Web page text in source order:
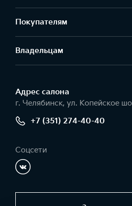
Покупателям
Владельцам
Адрес салонa
г. Челябинск, ул. Копейское
+7 (351) 274-40-40
Соцсети